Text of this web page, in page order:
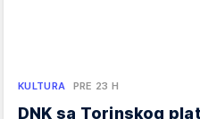
KULTURA PRE 23 H
DNK sa Torinskog